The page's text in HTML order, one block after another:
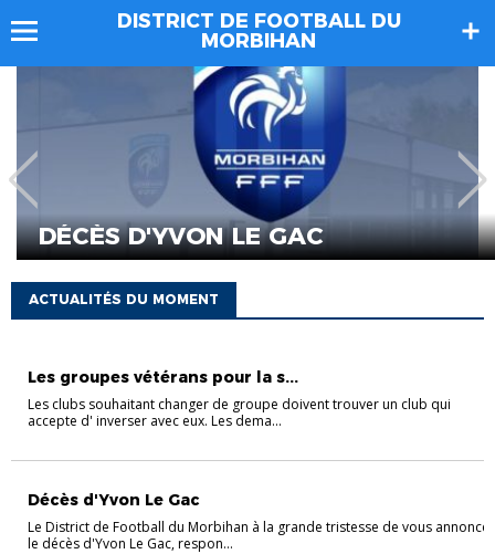
DISTRICT DE FOOTBALL DU
MORBIHAN
LE DISTRICT PROPOSE UN
AGRÉMENT COLLECTIF DE
VOLONTAIRE AU SERVICE
...
ACTUALITÉS DU MOMENT
Les groupes vétérans pour la s...
Les clubs souhaitant changer de groupe doivent trouver un club qui
accepte d' inverser avec eux. Les dema...
Décès d'Yvon Le Gac
Le District de Football du Morbihan à la grande tristesse de vous annoncer
le décès d'Yvon Le Gac, respon...